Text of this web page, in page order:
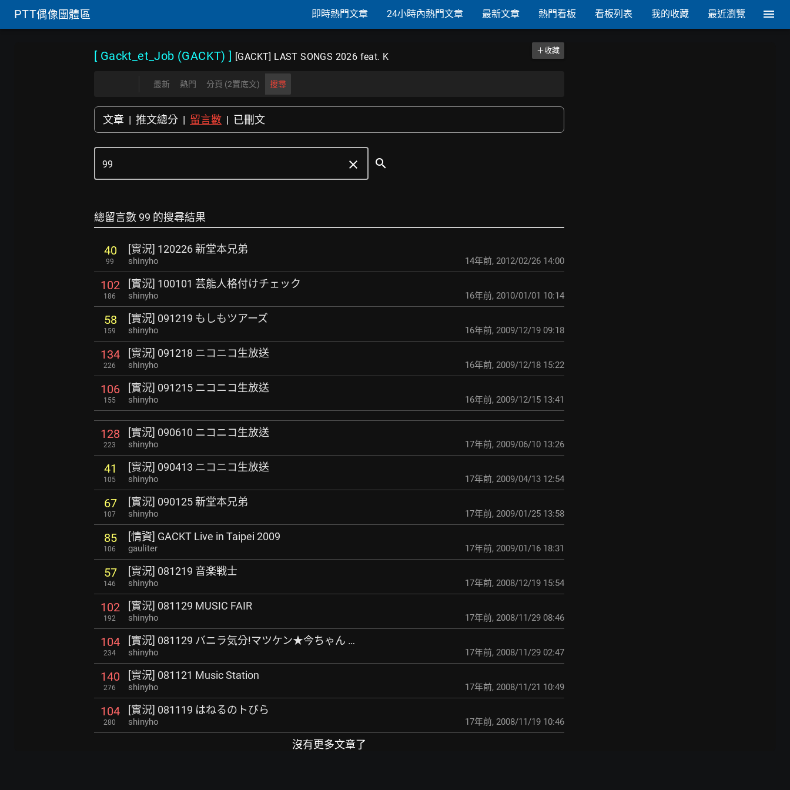
PTT偶像團體區 即時熱門文章 24小時內熱門文章 最新文章 熱門看板 看板列表 我的收藏 最近瀏覽
[ Gackt_et_Job (GACKT) ] [GACKT] LAST SONGS 2026 feat. K
＋收藏
最新 熱門 分頁 (2置底文) 搜尋
文章 | 推文總分 | 留言數 | 已刪文
clear search
總留言數 99 的搜尋結果
40
99
[實況] 120226 新堂本兄弟
shinyho 14年前, 2012/02/26 14:00
102
186
[實況] 100101 芸能人格付けチェック
shinyho 16年前, 2010/01/01 10:14
58
159
[實況] 091219 もしもツアーズ
shinyho 16年前, 2009/12/19 09:18
134
226
[實況] 091218 ニコニコ生放送
shinyho 16年前, 2009/12/18 15:22
106
155
[實況] 091215 ニコニコ生放送
shinyho 16年前, 2009/12/15 13:41
128
223
[實況] 090610 ニコニコ生放送
shinyho 17年前, 2009/06/10 13:26
41
105
[實況] 090413 ニコニコ生放送
shinyho 17年前, 2009/04/13 12:54
67
107
[實況] 090125 新堂本兄弟
shinyho 17年前, 2009/01/25 13:58
85
106
[情資] GACKT Live in Taipei 2009
gauliter 17年前, 2009/01/16 18:31
57
146
[實況] 081219 音楽戦士
shinyho 17年前, 2008/12/19 15:54
102
192
[實況] 081129 MUSIC FAIR
shinyho 17年前, 2008/11/29 08:46
104
234
[實況] 081129 バニラ気分!マツケン★今ちゃん …
shinyho 17年前, 2008/11/29 02:47
140
276
[實況] 081121 Music Station
shinyho 17年前, 2008/11/21 10:49
104
280
[實況] 081119 はねるのトびら
shinyho 17年前, 2008/11/19 10:46
沒有更多文章了